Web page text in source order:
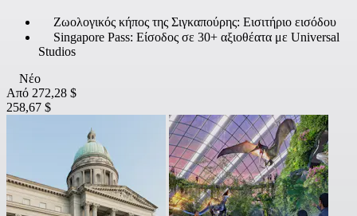
Ζωολογικός κήπος της Σιγκαπούρης: Εισιτήριο εισόδου
Singapore Pass: Είσοδος σε 30+ αξιοθέατα με Universal
Studios
Νέο
Από 272,28 $
258,67 $